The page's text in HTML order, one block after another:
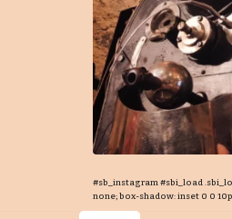
#sb_instagram #sbi_load
none; box-shadow: inset 0 0